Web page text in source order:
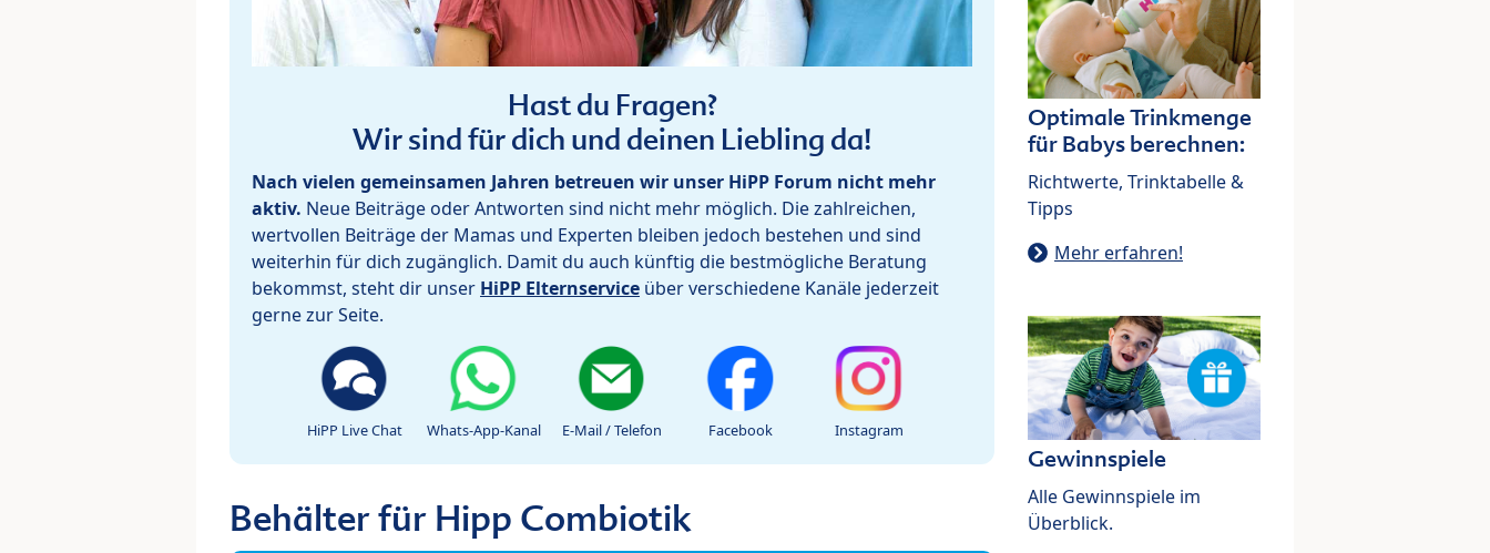
Hast du Fragen?
Wir sind für dich und deinen Liebling da!
Nach vielen gemeinsamen Jahren betreuen wir unser HiPP Forum nicht mehr
aktiv. Neue Beiträge oder Antworten sind nicht mehr möglich. Die zahlreichen,
wertvollen Beiträge der Mamas und Experten bleiben jedoch bestehen und sind
weiterhin für dich zugänglich. Damit du auch künftig die bestmögliche Beratung
bekommst, steht dir unser HiPP Elternservice über verschiedene Kanäle jederzeit
gerne zur Seite.
HiPP Live Chat Whats-App-Kanal E-Mail / Telefon Facebook Instagram
Behälter für Hipp Combiotik
Optimale Trinkmenge
für Babys berechnen:
Richtwerte, Trinktabelle &
Tipps
Mehr erfahren!
Gewinnspiele
Alle Gewinnspiele im
Überblick.